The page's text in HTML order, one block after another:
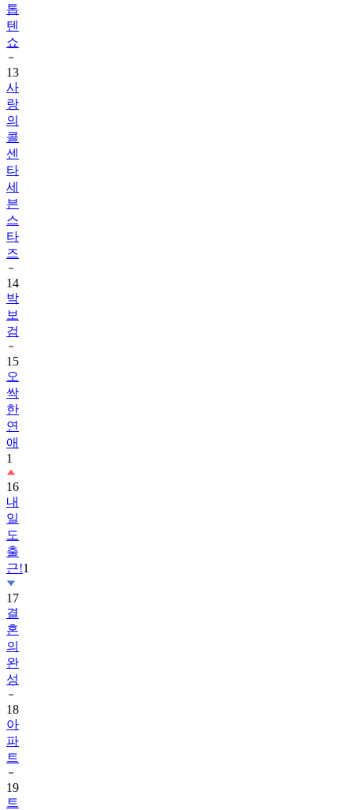
톱
텐
쇼
13
사
랑
의
콜
센
타
세
븐
스
타
즈
14
박
보
검
15
오
싹
한
연
애
1
16
내
일
도
출
근!1
17
결
혼
의
완
성
18
아
파
트
19
트